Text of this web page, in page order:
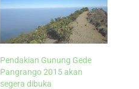
Pendakian Gunung Gede
Pangrango 2015 akan
segera dibuka